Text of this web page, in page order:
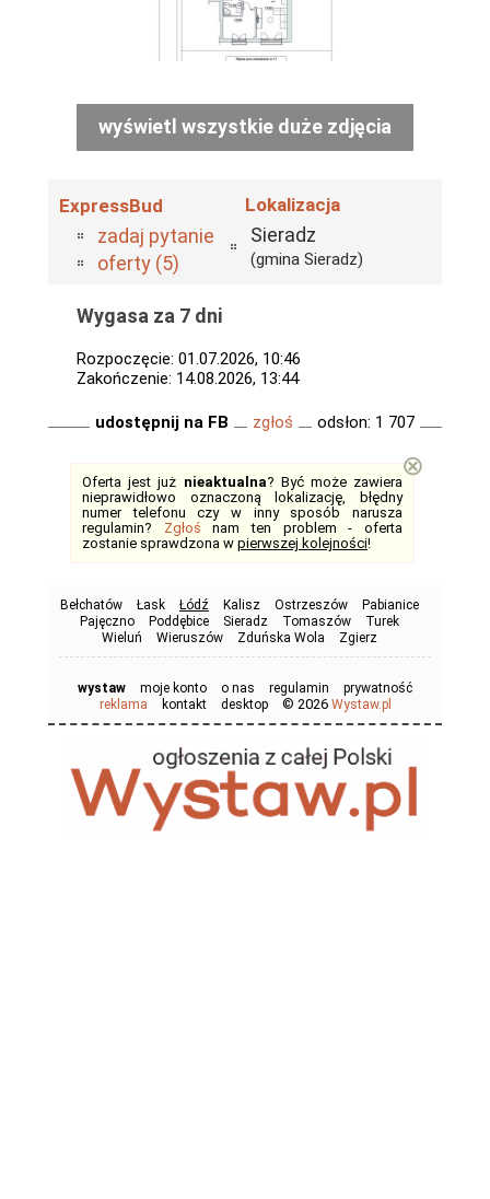
wyświetl wszystkie duże zdjęcia
ExpressBud
zadaj pytanie
oferty (5)
Lokalizacja
Sieradz
(gmina Sieradz)
Wygasa za 7 dni
Rozpoczęcie: 01.07.2026, 10:46
Zakończenie: 14.08.2026, 13:44
udostępnij na FB zgłoś odsłon: 1 707
Oferta jest już nieaktualna? Być może zawiera
nieprawidłowo oznaczoną lokalizację, błędny
numer telefonu czy w inny sposób narusza
regulamin? Zgłoś nam ten problem - oferta
zostanie sprawdzona w pierwszej kolejności!
⊗
Bełchatów Łask Łódź Kalisz Ostrzeszów
Pabianice
Pajęczno
Poddębice Sieradz Tomaszów
Turek
Wieluń
Wieruszów Zduńska Wola Zgierz
wystaw moje konto o nas regulamin
prywatność
reklama
kontakt desktop © 2026 Wystaw.pl